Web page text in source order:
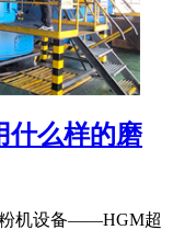
什么样的磨
粉机设备——HGM超